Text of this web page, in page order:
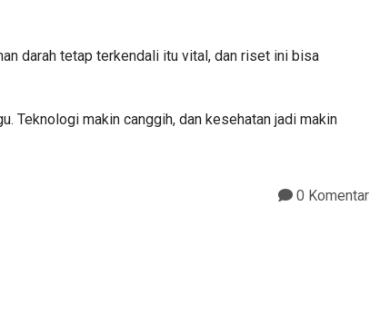
darah tetap terkendali itu vital, dan riset ini bisa
Teknologi makin canggih, dan kesehatan jadi makin
0 Komentar